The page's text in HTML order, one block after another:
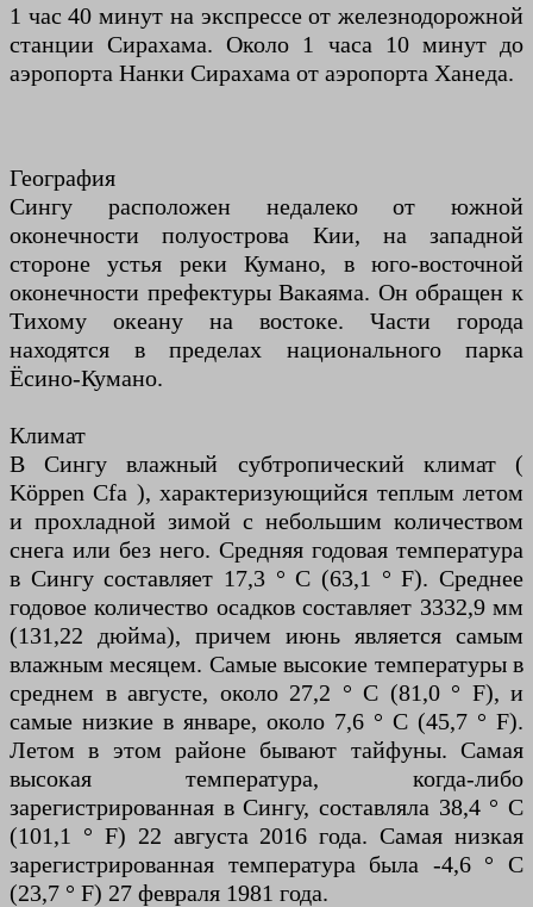
1 час 40 минут на экспрессе от железнодорожной
станции Сирахама. Около 1 часа 10 минут до
аэропорта Нанки Сирахама от аэропорта Ханеда.
География
Сингу расположен недалеко от южной
оконечности полуострова Кии, на западной
стороне устья реки Кумано, в юго-восточной
оконечности префектуры Вакаяма. Он обращен к
Тихому океану на востоке. Части города
находятся в пределах национального парка
Ёсино-Кумано.
Климат
В Сингу влажный субтропический климат (
Köppen Cfa ), характеризующийся теплым летом
и прохладной зимой с небольшим количеством
снега или без него. Средняя годовая температура
в Сингу составляет 17,3 ° C (63,1 ° F). Среднее
годовое количество осадков составляет 3332,9 мм
(131,22 дюйма), причем июнь является самым
влажным месяцем. Самые высокие температуры в
среднем в августе, около 27,2 ° C (81,0 ° F), и
самые низкие в январе, около 7,6 ° C (45,7 ° F).
Летом в этом районе бывают тайфуны. Самая
высокая температура, когда-либо
зарегистрированная в Сингу, составляла 38,4 ° C
(101,1 ° F) 22 августа 2016 года. Самая низкая
зарегистрированная температура была -4,6 ° C
(23,7 ° F) 27 февраля 1981 года.